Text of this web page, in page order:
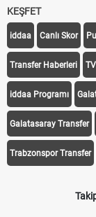
KEŞFET
iddaa Canlı Skor
Transfer Haberleri
iddaa Programı
Galatasaray Transfer
Trabzonspor Transfer